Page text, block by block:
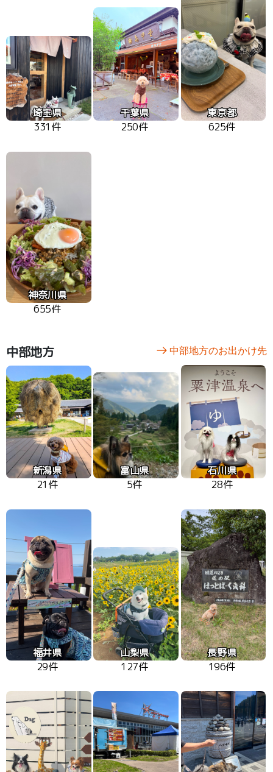
埼玉県
331件
千葉県
250件
東京都
625件
神奈川県
655件
中部地方 中部地方のお出かけ先
新潟県
21件
富山県
5件
石川県
28件
福井県
29件
山梨県
127件
長野県
196件